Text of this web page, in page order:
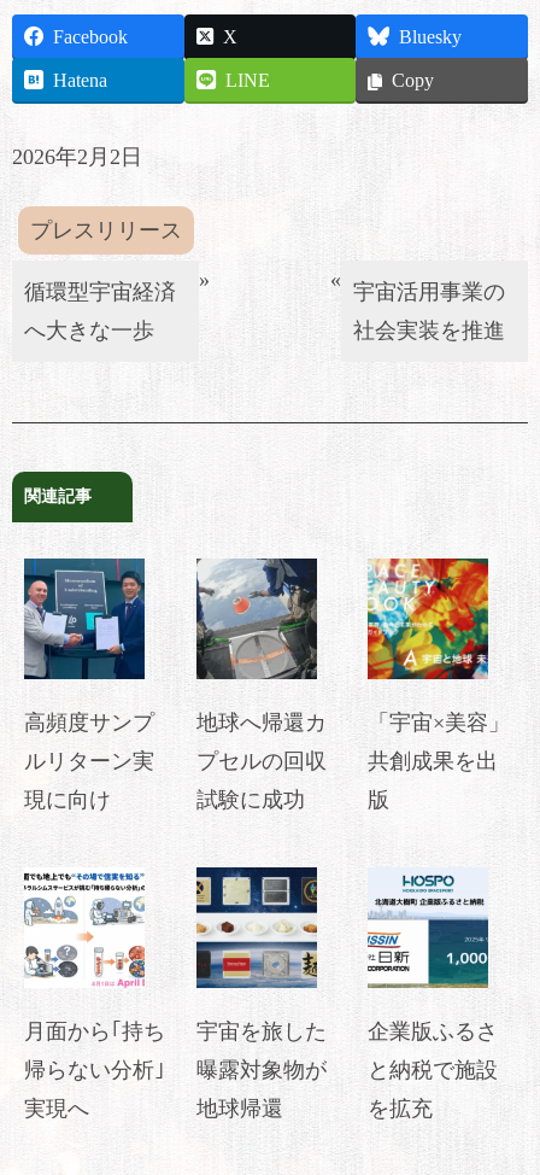
Facebook X
Bluesky
Hatena
LINE Copy
2026年2月2日
プレスリリース
循環型宇宙経済
へ大きな一歩
» « 宇宙活用事業の
社会実装を推進
関連記事
高頻度サンプ
ルリターン実
現に向け
地球へ帰還カ
プセルの回収
試験に成功
「宇宙×美容」
共創成果を出
版
月面から｢持ち
帰らない分析｣
実現へ
宇宙を旅した
曝露対象物が
地球帰還
企業版ふるさ
と納税で施設
を拡充